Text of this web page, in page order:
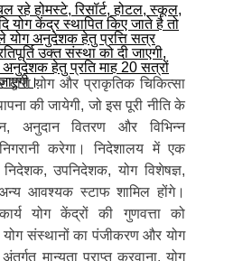
रहे होमस्टे, रिसॉर्ट, होटल, स्कूल,
योग केंद्र स्थापित किए जाते है तो
योग अनुदेशक हेतु प्रत्ति सत्र
उक्त संस्था को दी जाएगी,
हेतु प्रति माह 20 सत्रों
द्वारा योग और प्राकृतिक चिकित्सा
की जायेगी, जो इस पूरी नीति के
अनुदान वितरण और विभिन्न
निगरानी करेगा। निदेशालय में एक
उपनिदेशक, योग विशेषज्ञ,
आवश्यक स्टाफ शामिल होंगे।
योग केंद्रों की गुणवत्ता को
योग संस्थानों का पंजीकरण और योग
मान्यता प्राप्त करवाना, योग